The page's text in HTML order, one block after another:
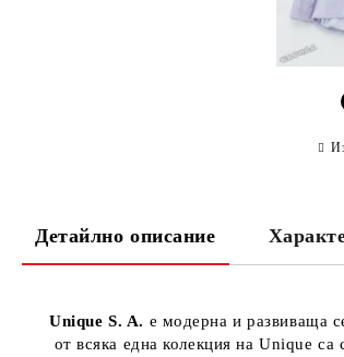
Детайлно описание
Unique S. A. е модерна и развиваща
от всяка една колекция на Unique